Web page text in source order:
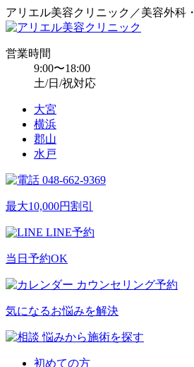
アリエル美容クリニック／美容外科
営業時間
9:00〜18:00
土/日/祝対応
大宮
横浜
郡山
水戸
048-662-9369
最大10,000円割引
LINE予約
当日予約OK
カウンセリング予約
気になるお悩みを解決
悩みから施術を探す
初めての方